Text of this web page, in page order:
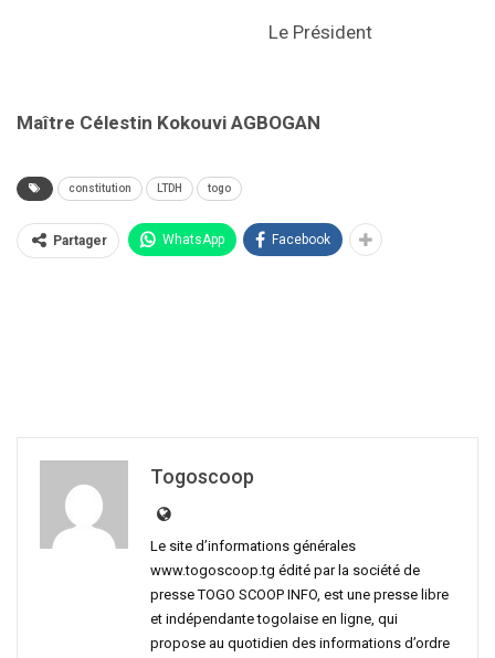
Le Président
Maître Célestin Kokouvi AGBOGAN
constitution LTDH togo
Partager WhatsApp Facebook
Togoscoop
Le site d’informations générales
www.togoscoop.tg édité par la société de
presse TOGO SCOOP INFO, est une presse libre
et indépendante togolaise en ligne, qui
propose au quotidien des informations d’ordre